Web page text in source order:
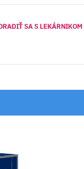
SA S LEKÁRNIKOM